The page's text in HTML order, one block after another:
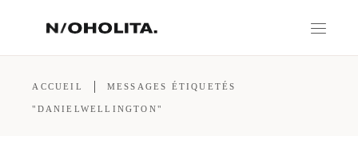
ACCUEIL MESSAGES ÉTIQUETÉS
"DANIELWELLINGTON"